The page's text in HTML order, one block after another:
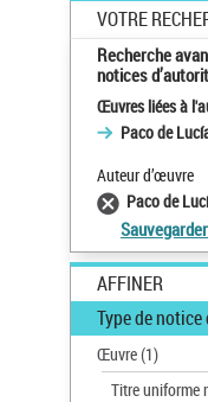
VOTRE
Recherche
notices
Œuvres liées à
Paco de
Auteur d’œuvre
Paco de
AFFINER
Type de
Œuvre(1)
Titre uniforme